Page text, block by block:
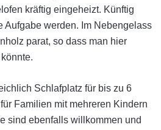
kräftig eingeheizt. Künftig
Aufgabe werden. Im Nebengelass
parat, so dass man hier
Schlafplatz für bis zu 6
Familien mit mehreren Kindern
sind ebenfalls willkommen und